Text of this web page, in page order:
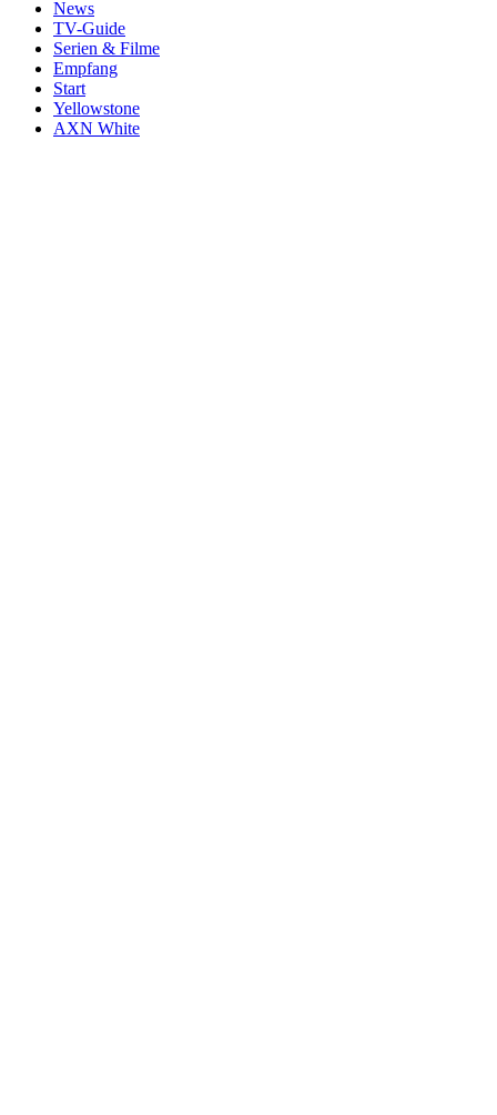
News
TV-Guide
Serien & Filme
Empfang
Start
Yellowstone
AXN White